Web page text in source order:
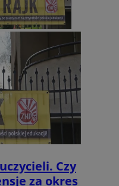
Czy
za okres